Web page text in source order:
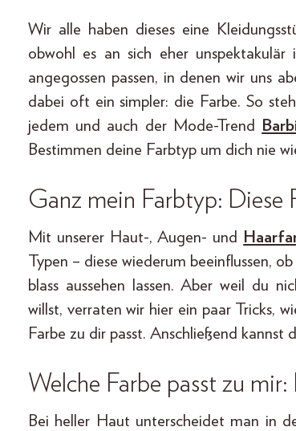
Wir alle haben dieses eine
obwohl es an sich eher
angegossen passen, in denen wir uns
dabei oft ein simpler: die Farbe. So
jedem und auch der Mode-Trend
Bestimmen deine Farbtyp um dich nie
Ganz mein Farbtyp: Diese
Mit unserer Haut-, Augen- und
Typen – diese wiederum beeinflussen,
blass aussehen lassen. Aber weil du
willst, verraten wir hier ein paar Tricks,
Farbe zu dir passt. Anschließend kannst
Welche Farbe passt zu
Bei heller Haut unterscheidet man in